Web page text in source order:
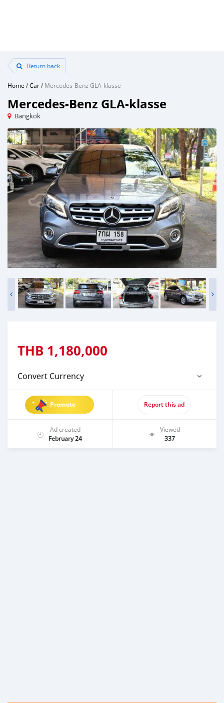
Return back
Home /Car/Mercedes-Benz GLA-klasse
Mercedes-Benz GLA-klasse
Bangkok
THB 1,180,000
Convert Currency
Promote Report this ad
Ad created
February 24
Viewed
337